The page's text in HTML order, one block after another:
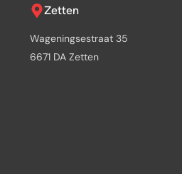
Zetten
Wageningsestraat 35
6671 DA Zetten